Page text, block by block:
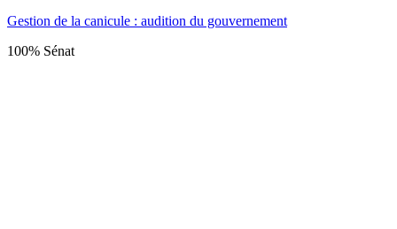
Gestion de la canicule : audition du gouvernement
100% Sénat